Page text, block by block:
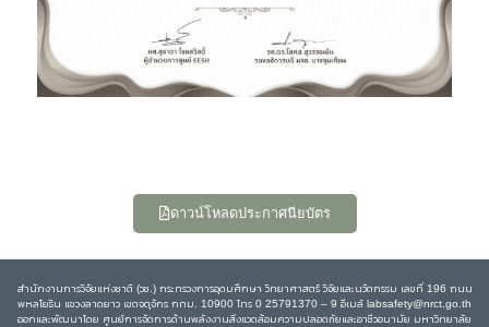
ดาวน์โหลดประกาศนียบัตร
สำนักงานการวิจัยแห่งชาติ (วช.) กระทรวงการอุดมศึกษา วิทยาศาสตร์ วิจัยและนวัตกรรม เลขที่ 196 ถนน
พหลโยธิน แขวงลาดยาว เขตจตุจักร กทม. 10900 โทร 0 25791370 – 9 อีเมล์ labsafety@nrct.go.th
ออกและพัฒนาโดย ศูนย์การจัดการด้านพลังงานสิ่งแวดล้อมความปลอดภัยและอาชีวอนามัย มหาวิทยาลัย